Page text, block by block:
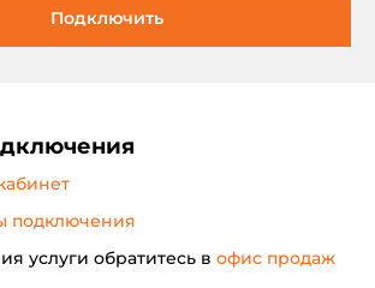
Подключить
подключения
услуги обратитесь в офис продаж